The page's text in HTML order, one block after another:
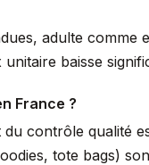
adulte
baisse
France ?
contrôle qualité
tote bags)